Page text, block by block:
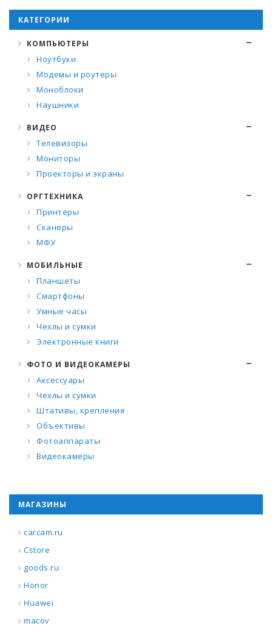
КАТЕГОРИИ
КОМПЬЮТЕРЫ
Ноутбуки
Модемы и роутеры
Моноблоки
Наушники
ВИДЕО
Телевизоры
Мониторы
Проекторы и экраны
ОРГТЕХНИКА
Принтеры
Сканеры
МФУ
МОБИЛЬНЫЕ
Планшеты
Смартфоны
Умные часы
Чехлы и сумки
Электронные книги
ФОТО И ВИДЕОКАМЕРЫ
Аксессуары
Чехлы и сумки
Штативы, крепления
Объективы
Фотоаппараты
Видеокамеры
МАГАЗИНЫ
carcam.ru
Cstore
goods.ru
Honor
Huawei
macov